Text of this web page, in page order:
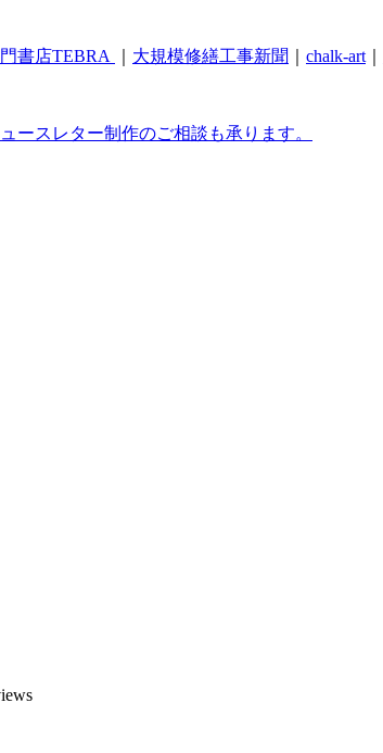
書店TEBRA 大規模修繕工事新聞 chalk-art
ースレター制作のご相談も承ります。